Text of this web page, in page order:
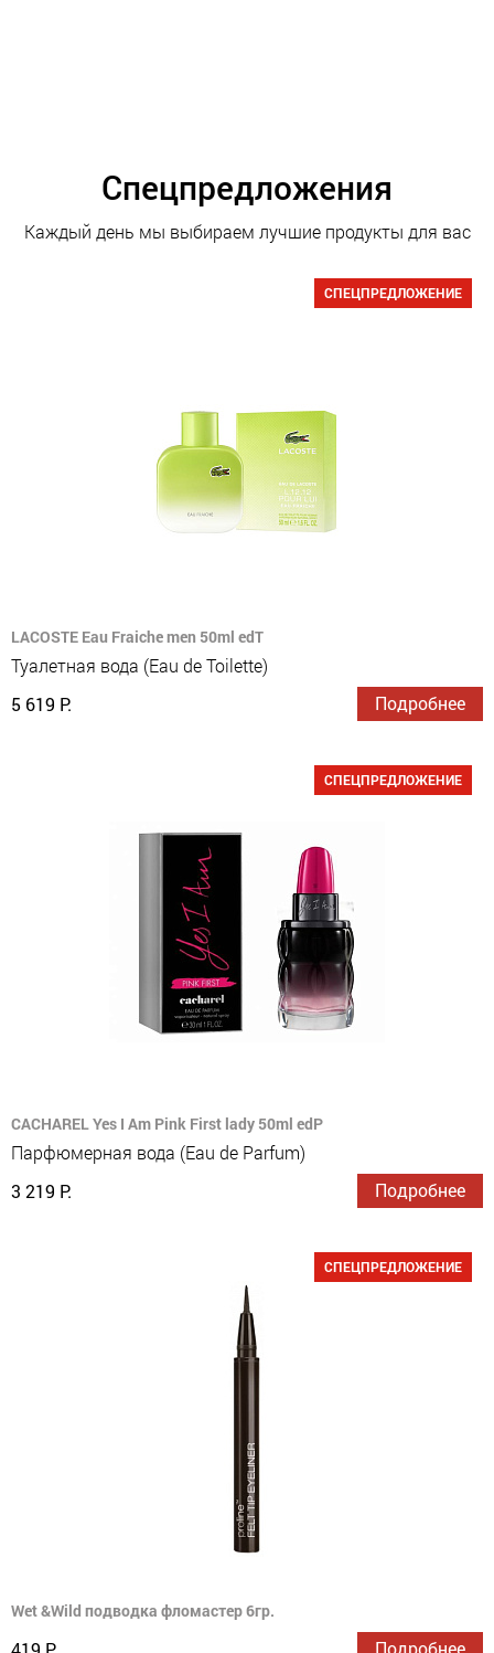
Спецпредложения
Каждый день мы выбираем лучшие продукты для вас
СПЕЦПРЕДЛОЖЕНИЕ
LACOSTE Eau Fraiche men 50ml edT
Туалетная вода (Eau de Toilette)
5 619 Р.
Подробнее
СПЕЦПРЕДЛОЖЕНИЕ
CACHAREL Yes I Am Pink First lady 50ml edP
Парфюмерная вода (Eau de Parfum)
3 219 Р.
Подробнее
СПЕЦПРЕДЛОЖЕНИЕ
Wet &Wild подводка фломастер 6гр.